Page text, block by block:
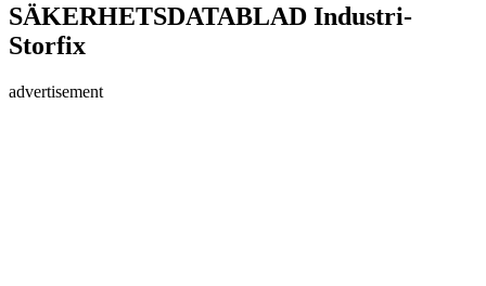
SÄKERHETSDATABLAD Industri-
Storfix
advertisement